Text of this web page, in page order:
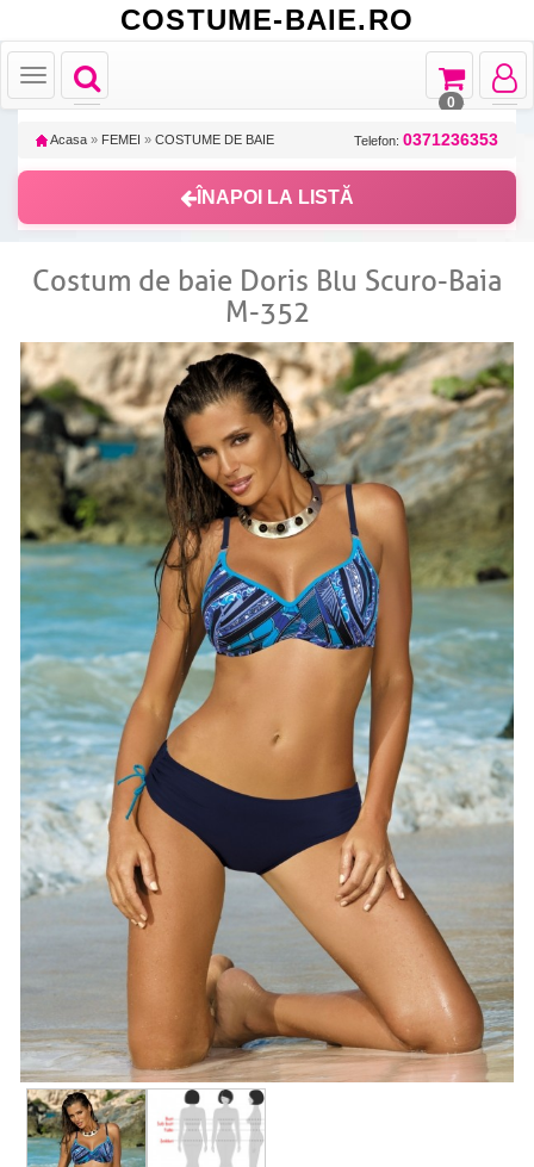
COSTUME-BAIE.RO
Toggle
navigation
Toggle
navigation
Toggle
Toggle
navigation
0
Acasa » FEMEI » COSTUME DE BAIE Telefon: 0371236353
ÎNAPOI LA LISTĂ
Costum de baie Doris Blu Scuro-Baia
M-352